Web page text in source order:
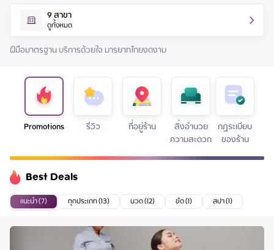
Monday 09:30 - 21:00
Tuesday 09:30 - 21:00
Wednesday 09:30 - 21:00
Thursday
Saturday 09:30 - 21:00
Sunday 09:30 - 21:00
9สาขา
ดูทั้งหมด
ฝีมือมาตรฐาน บริการด้วยใจ มารยาทไทยงดงาม
Promotions รีวิว ที่อยู่ร้าน สิ่งอำนวย
ความสะดวก
กฏระเบียบ
ของร้าน
Best Deals
แนะนำ (7) ทุกประเภท (13) นวด (12) ขัด (1) สปา (1)